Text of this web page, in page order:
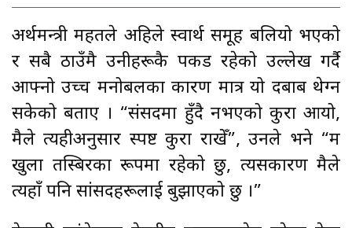
अर्थमन्त्री महतले अहिले स्वार्थ समूह बलियो भएको
र सबै ठाउँमै उनीहरूकै पकड रहेको उल्लेख गर्दै
आफ्नो उच्च मनोबलका कारण मात्र यो दबाब थेग्न
सकेको बताए । “संसदमा हुँदै नभएको कुरा आयो,
मैले त्यहीअनुसार स्पष्ट कुरा राखेँ”, उनले भने “म
खुला तस्बिरका रूपमा रहेको छु, त्यसकारण मैले
त्यहाँ पनि सांसदहरूलाई बुझाएको छु ।”